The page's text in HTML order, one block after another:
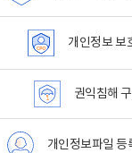
개인정보 보
권익침해
개인정보파일 등